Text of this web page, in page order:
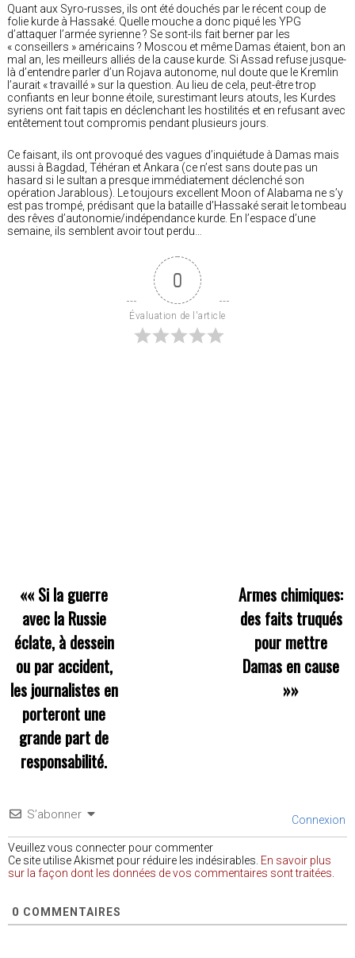
Quant aux Syro-russes, ils ont été douchés par le récent coup de
folie kurde à Hassaké. Quelle mouche a donc piqué les YPG
d’attaquer l’armée syrienne ? Se sont-ils fait berner par les
« conseillers » américains ? Moscou et même Damas étaient, bon an
mal an, les meilleurs alliés de la cause kurde. Si Assad refuse jusque-
là d’entendre parler d’un Rojava autonome, nul doute que le Kremlin
l’aurait « travaillé » sur la question. Au lieu de cela, peut-être trop
confiants en leur bonne étoile, surestimant leurs atouts, les Kurdes
syriens ont fait tapis en déclenchant les hostilités et en refusant avec
entêtement tout compromis pendant plusieurs jours.
Ce faisant, ils ont provoqué des vagues d’inquiétude à Damas mais
aussi à Bagdad, Téhéran et Ankara (ce n’est sans doute pas un
hasard si le sultan a presque immédiatement déclenché son
opération Jarablous). Le toujours excellent Moon of Alabama ne s’y
est pas trompé, prédisant que la bataille d’Hassaké serait le tombeau
des rêves d’autonomie/indépendance kurde. En l’espace d’une
semaine, ils semblent avoir tout perdu…
0
Évaluation de l'article
«« Si la guerre
avec la Russie
éclate, à dessein
ou par accident,
les journalistes en
porteront une
grande part de
responsabilité.
Armes chimiques:
des faits truqués
pour mettre
Damas en cause
»»
S’abonner Connexion
Veuillez vous connecter pour commenter
Ce site utilise Akismet pour réduire les indésirables. En savoir plus
sur la façon dont les données de vos commentaires sont traitées
0 COMMENTAIRES